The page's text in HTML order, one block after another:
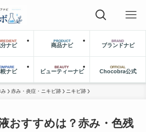
ナビ
PRODUCT
商品ナビ
BRAND
ブランドナビ
較ナビ
BEAUTY
ビューティーナビ
OFFICIAL
Chocobra公式
み 赤み・炎症・ニキビ跡 ニキビ跡
おすすめは？赤み・色残